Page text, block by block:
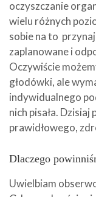
oczyszczanie
wielu różnych
sobie na to
zaplanowane i
Oczywiście
głodówki, ale
indywidualnego
nich pisała.
prawidłowego,
Dlaczego
Uwielbiam